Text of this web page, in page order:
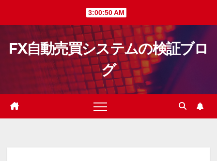
3:00:51 AM
FX自動売買システムの検証ブロ
グ